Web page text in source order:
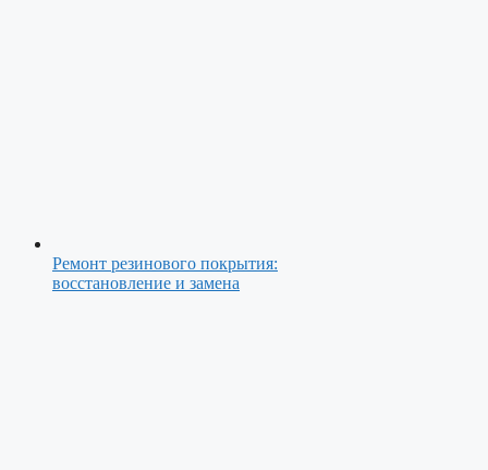
Ремонт резинового покрытия:
восстановление и замена